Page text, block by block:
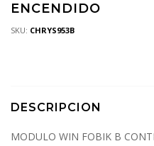
ENCENDIDO
SKU: CHRYS953B
DESCRIPCION
MODULO WIN FOBIK B